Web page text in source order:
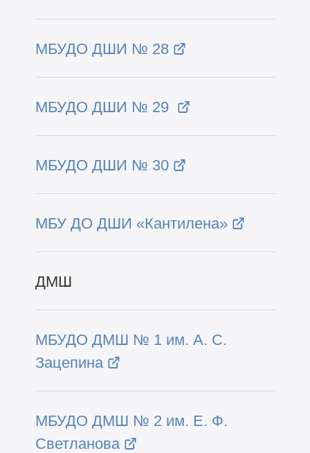
МБУДО ДШИ № 28
МБУДО ДШИ № 29
МБУДО ДШИ № 30
МБУ ДО ДШИ «Кантилена»
ДМШ
МБУДО ДМШ № 1 им. А. С.
Зацепина
МБУДО ДМШ № 2 им. Е. Ф.
Светланова